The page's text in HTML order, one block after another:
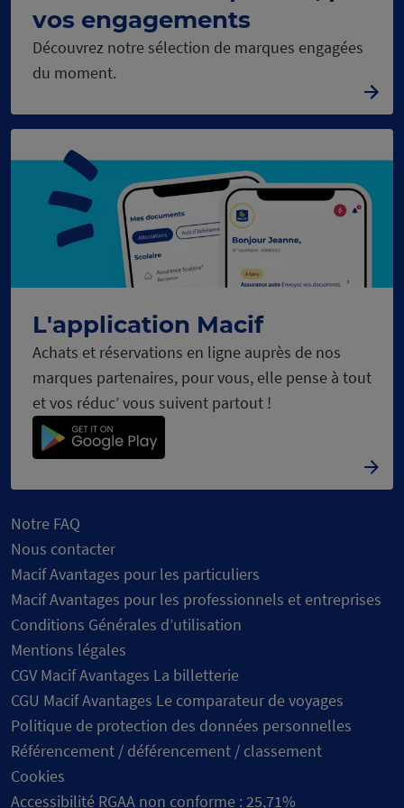
vos engagements
Découvrez notre sélection de marques engagées
du moment.
L'application Macif
Achats et réservations en ligne auprès de nos
marques partenaires, pour vous, elle pense à tout
et vos réduc’ vous suivent partout !
Notre FAQ
Nous contacter
Macif Avantages pour les particuliers
Macif Avantages pour les professionnels et entreprises
Conditions Générales d’utilisation
Mentions légales
CGV Macif Avantages La billetterie
CGU Macif Avantages Le comparateur de voyages
Politique de protection des données personnelles
Référencement / déférencement / classement
Cookies
Accessibilité RGAA non conforme : 25,71%